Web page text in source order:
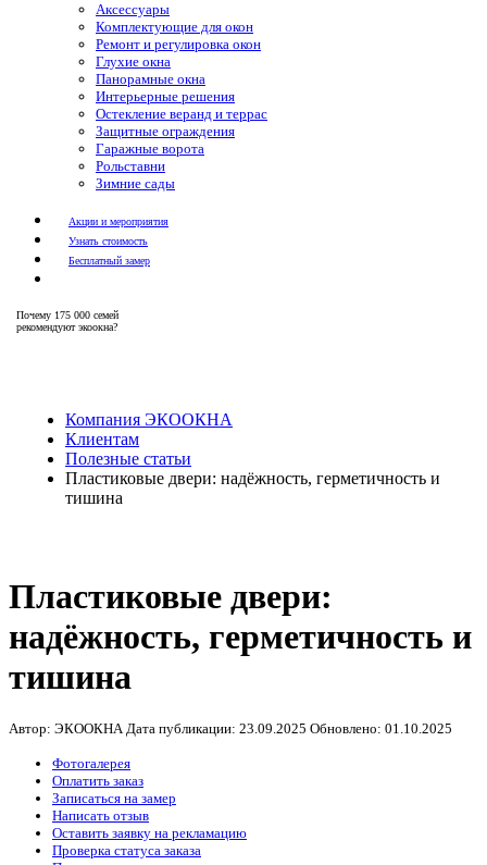
Аксессуары
Комплектующие для окон
Ремонт и регулировка окон
Глухие окна
Панорамные окна
Интерьерные решения
Остекление веранд и террас
Защитные ограждения
Гаражные ворота
Рольставни
Зимние сады
Акции и мероприятия
Узнать стоимость
Бесплатный замер
Почему 175 000 семей
рекомендуют экоокна?
Компания ЭКООКНА
Клиентам
Полезные статьи
Пластиковые двери: надёжность, герметичность и
тишина
Пластиковые двери:
надёжность, герметичность и
тишина
Автор: ЭКООКНА Дата публикации: 23.09.2025 Обновлено: 01.10.2025
Фотогалерея
Оплатить заказ
Записаться на замер
Написать отзыв
Оставить заявку на рекламацию
Проверка статуса заказа